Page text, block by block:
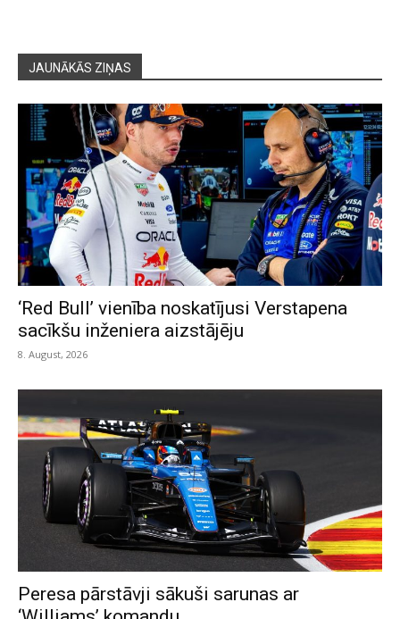
JAUNĀKĀS ZIŅAS
‘Red Bull’ vienība noskatījusi Verstapena
sacīkšu inženiera aizstājēju
8. August, 2026
Peresa pārstāvji sākuši sarunas ar